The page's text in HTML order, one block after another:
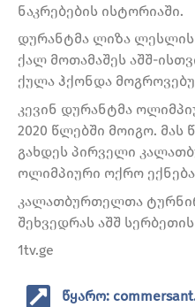
ნაკრებების ისტორიაში.
დურანტმა ლიზა ლესლის
ქალ მოთამაშეს აშშ-
ქულა ჰქონდა
კევინ დურანტმა
2020 წლებში მოიგო. მას
გახდეს პირველი
ოლიმპიური ოქრო
კალათბურთელთა
შეხვედრას აშშ
1tv.ge
წყარო: